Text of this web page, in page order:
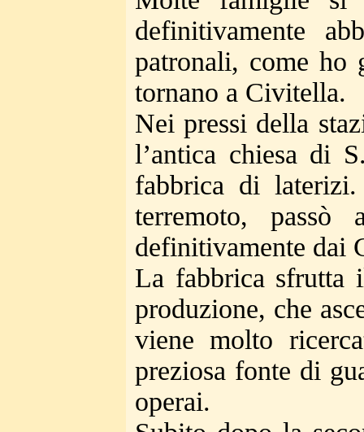
definitivamente
patronali, come ho
tornano a Civitella.
Nei pressi della
l’antica chiesa di
fabbrica di
terremoto,
definitivamente dai
La fabbrica sfrutta
produzione, che
viene molto
preziosa fonte di
operai.